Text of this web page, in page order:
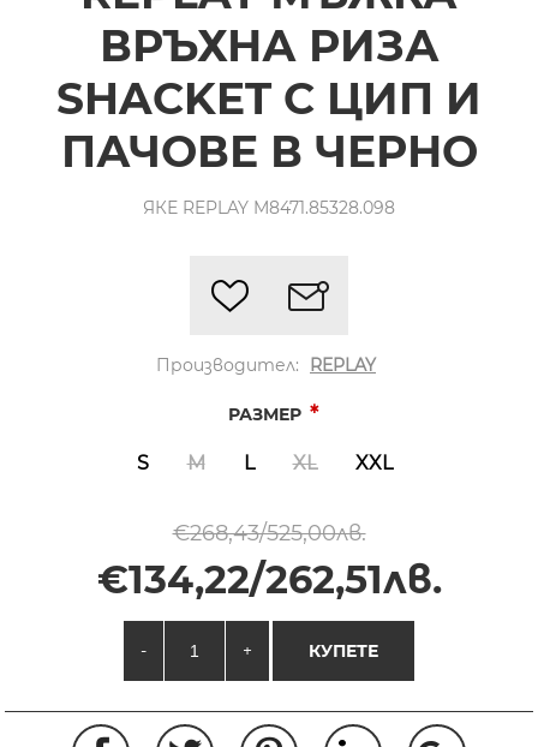
ВРЪХНА РИЗА
SHACKET С ЦИП И
ПАЧОВЕ В ЧЕРНО
ЯКЕ REPLAY M8471.85328.098
Производител: REPLAY
РАЗМЕР *
S M L XL XXL
€268,43/525,00лв.
€134,22/262,51лв.
- + КУПЕТЕ